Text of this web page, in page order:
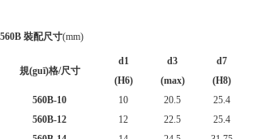
560B 裝配尺寸(mm)
規(guī)格/尺寸
d1
(H6)
d3
(max)
d7
(H8)
560B-10 10 20.5 25.4
560B-12
12 22.5 25.4